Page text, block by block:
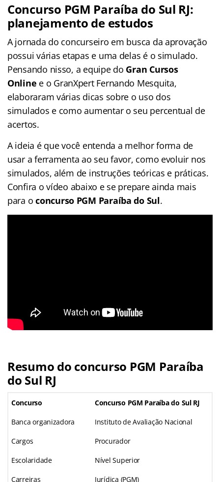
Concurso PGM Paraíba do Sul RJ:
planejamento de estudos
A jornada do concurseiro em busca da aprovação
possui várias etapas e uma delas é o simulado.
Pensando nisso, a equipe do Gran Cursos
Online e o GranXpert Fernando Mesquita,
elaboraram várias dicas sobre o uso dos
simulados e como aumentar o seu percentual de
acertos.
A ideia é que você entenda a melhor forma de
usar a ferramenta ao seu favor, como evoluir nos
simulados, além de instruções teóricas e práticas.
Confira o vídeo abaixo e se prepare ainda mais
para oconcurso PGM Paraíba do Sul.
Resumo do concurso PGM Paraíba
do Sul RJ
Concurso Concurso PGM Paraíba do Sul RJ
Banca organizadora Instituto de Avaliação Nacional
Cargos Procurador
Escolaridade Nível Superior
Carreiras Jurídica (PGM)